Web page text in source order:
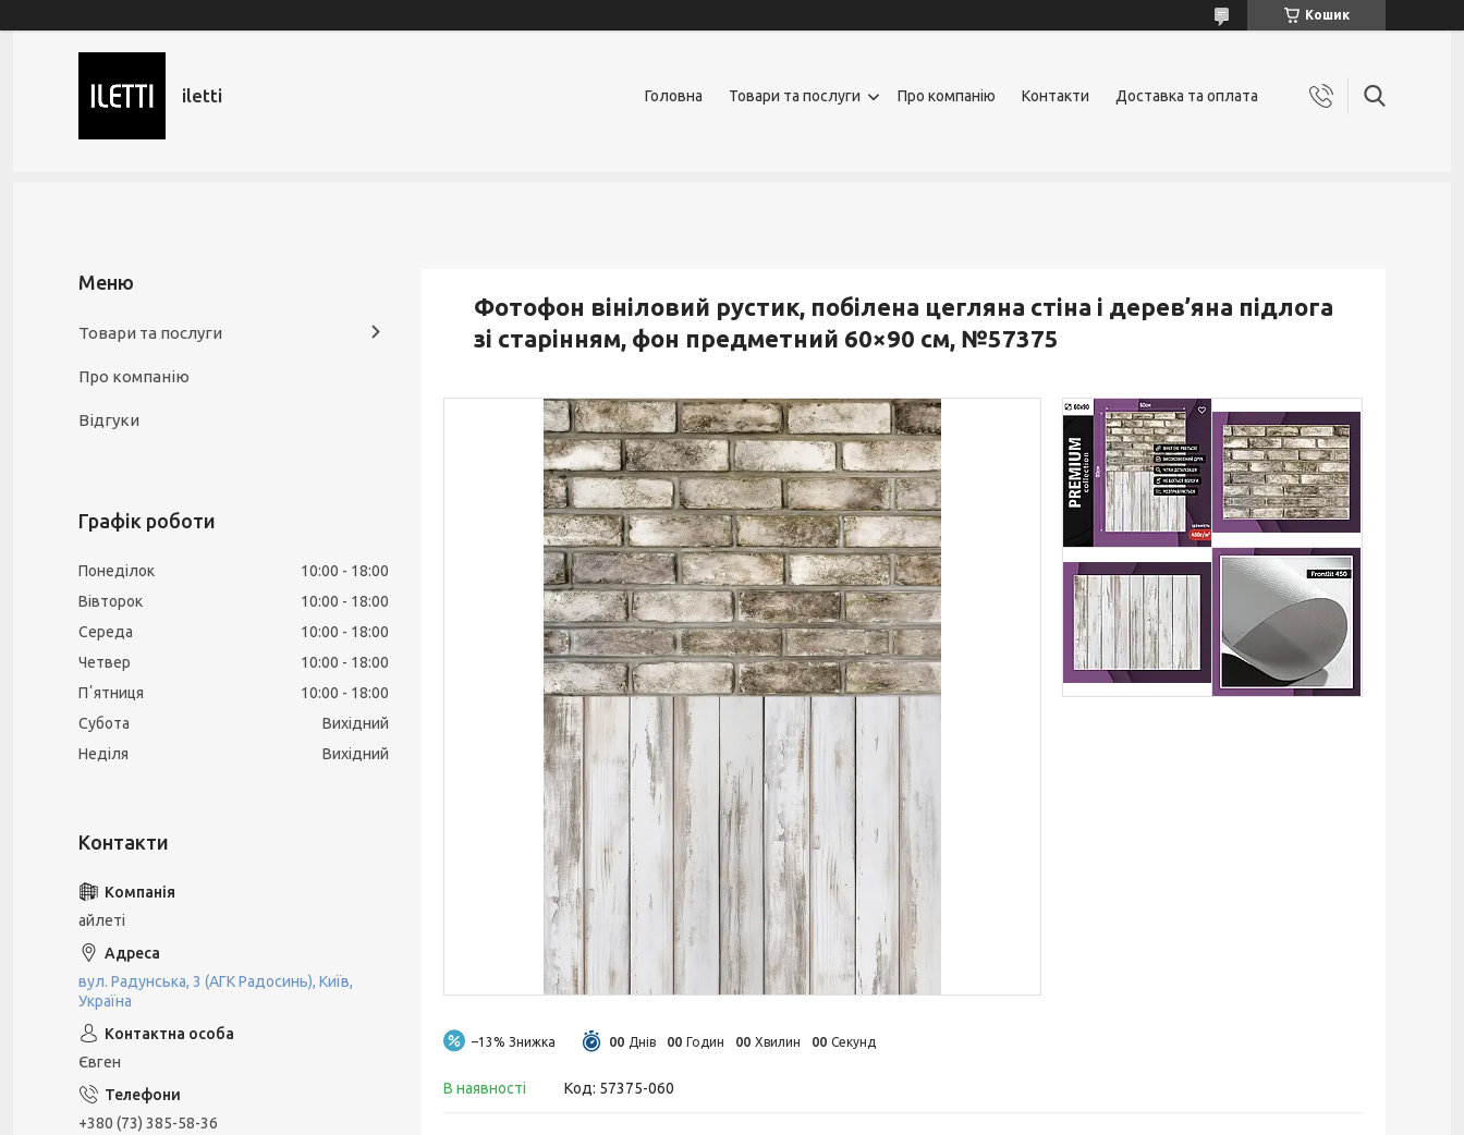
Кошик
iletti Головна Товари та послуги Про компанію Контакти Доставка та оплата
Фотофон вініловий рустик, побілена цегляна стіна і дерев’яна підлога
зі старінням, фон предметний 60×90 см, №57375
–13% 00 Днів 00 Годин 00 Хвилин 00 Секунд
В наявності Код: 57375-060
Товари та послуги
Про компанію
Відгуки
Графік роботи
Понеділок 10:00
18:00
Вівторок
10:00
18:00
Середа
10:00
18:00
Четвер
10:00
18:00
Пʼятниця
10:00
18:00
Субота
Вихідний
Неділя
Вихідний
айлеті
вул. Радунська, 3 (АГК Радосинь), Київ,
Україна
Євген
+380 (73) 385-58-36